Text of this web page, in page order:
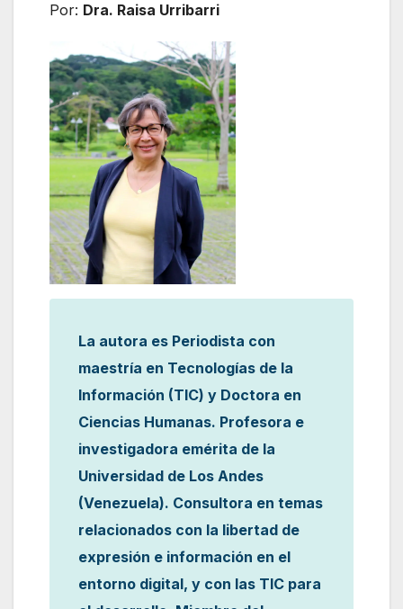
Por: Dra. Raisa Urribarri
La autora es Periodista con
maestría en Tecnologías de la
Información (TIC) y Doctora en
Ciencias Humanas. Profesora e
investigadora emérita de la
Universidad de Los Andes
(Venezuela). Consultora en temas
relacionados con la libertad de
expresión e información en el
entorno digital, y con las TIC para